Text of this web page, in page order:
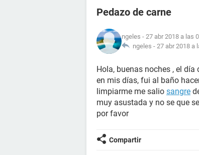
Pedazo de carne
ngeles - 27 abr 2018 a las
ngeles - 27 abr 2018 a
Hola, buenas noches , el
en mis días, fui al baño
limpiarme me salio sangre
muy asustada y no se que
por favor
Compartir